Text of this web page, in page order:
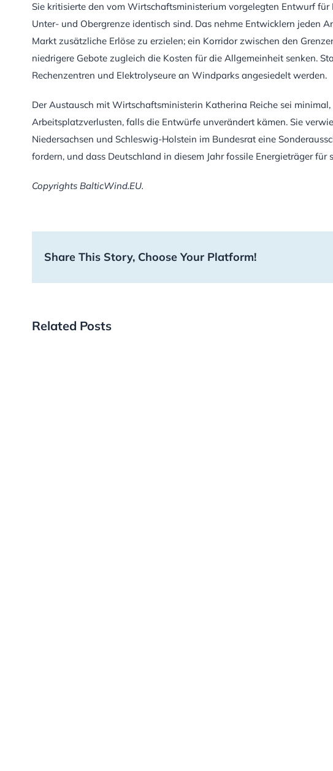
Sie kritisierte den vom Wirtschaftsministerium vorgelegten Entwurf
Unter- und Obergrenze identisch sind. Das nehme Entwicklern jeden
Markt zusätzliche Erlöse zu erzielen; ein Korridor zwischen den
niedrigere Gebote zugleich die Kosten für die Allgemeinheit senken.
Rechenzentren und Elektrolyseure an Windparks angesiedelt werden.
Der Austausch mit Wirtschaftsministerin Katherina Reiche sei
Arbeitsplatzverlusten, falls die Entwürfe unverändert kämen. Sie
Niedersachsen und Schleswig-Holstein im Bundesrat eine
fordern, und dass Deutschland in diesem Jahr fossile Energieträger
Copyrights BalticWind.EU.
Share This Story, Choose Your Platform!
Related Posts